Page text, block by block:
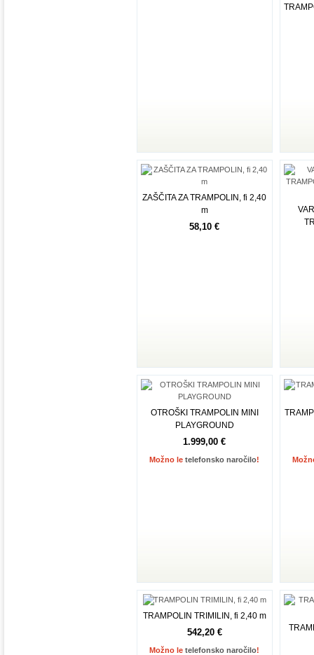
ZAŠČITA ZA TRAMPOLIN, fi 2,40
m
58,10 €
OTROŠKI TRAMPOLIN MINI
PLAYGROUND
1.999,00 €
Možno letelefonsko naročilo!
TRAMPOLIN TRIMILIN, fi 2,40 m
542,20 €
Možno letelefonsko naročilo!